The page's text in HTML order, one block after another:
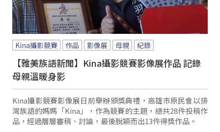
Kina攝影競賽 作品 影像展 母親 紀錄
【雅美族語新聞】Kina攝影競賽影像展作品 記錄
母親溫暖身影
Kina攝影競賽影像展日前舉辦頒獎典禮，高雄市原民會以排
灣族語的媽媽「Kina」，作為競賽的主題，總共28件投稿作
品，經過層層審稿、討論，最後脫穎而出13件得獎作品。